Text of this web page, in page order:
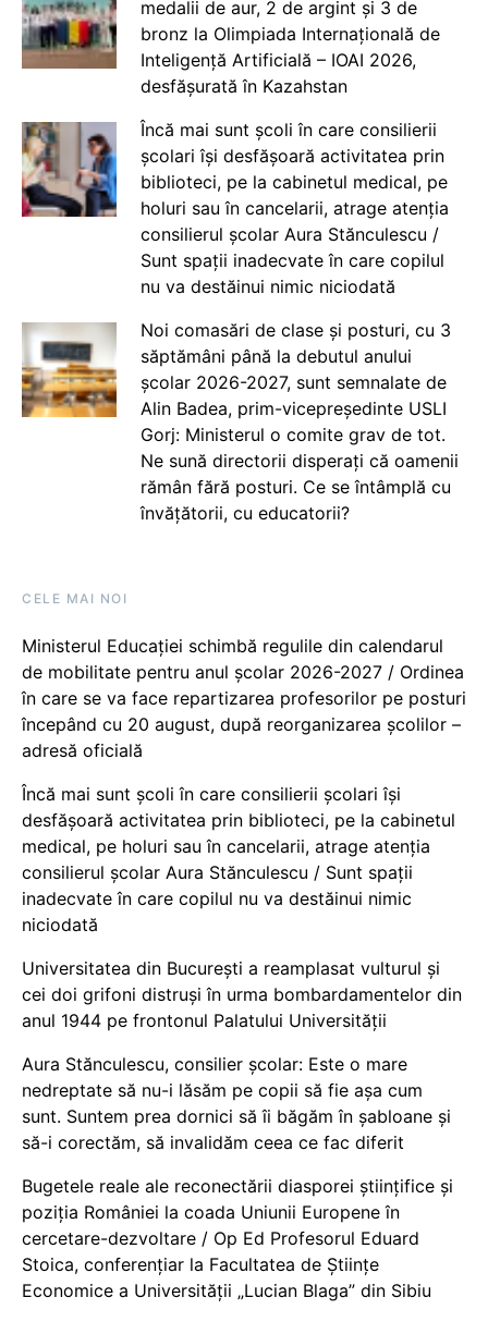
medalii de aur, 2 de argint și 3 de
bronz la Olimpiada Internațională de
Inteligență Artificială – IOAI 2026,
desfășurată în Kazahstan
Încă mai sunt școli în care consilierii
școlari își desfășoară activitatea prin
biblioteci, pe la cabinetul medical, pe
holuri sau în cancelarii, atrage atenția
consilierul școlar Aura Stănculescu /
Sunt spații inadecvate în care copilul
nu va destăinui nimic niciodată
Noi comasări de clase și posturi, cu 3
săptămâni până la debutul anului
școlar 2026-2027, sunt semnalate de
Alin Badea, prim-vicepreședinte USLI
Gorj: Ministerul o comite grav de tot.
Ne sună directorii disperați că oamenii
rămân fără posturi. Ce se întâmplă cu
învățătorii, cu educatorii?
CELE MAI NOI
Ministerul Educației schimbă regulile din calendarul
de mobilitate pentru anul școlar 2026-2027 / Ordinea
în care se va face repartizarea profesorilor pe posturi
începând cu 20 august, după reorganizarea școlilor –
adresă oficială
Încă mai sunt școli în care consilierii școlari își
desfășoară activitatea prin biblioteci, pe la cabinetul
medical, pe holuri sau în cancelarii, atrage atenția
consilierul școlar Aura Stănculescu / Sunt spații
inadecvate în care copilul nu va destăinui nimic
niciodată
Universitatea din București a reamplasat vulturul și
cei doi grifoni distruși în urma bombardamentelor din
anul 1944 pe frontonul Palatului Universității
Aura Stănculescu, consilier școlar: Este o mare
nedreptate să nu-i lăsăm pe copii să fie așa cum
sunt. Suntem prea dornici să îi băgăm în șabloane și
să-i corectăm, să invalidăm ceea ce fac diferit
Bugetele reale ale reconectării diasporei științifice și
poziția României la coada Uniunii Europene în
cercetare-dezvoltare / Op Ed Profesorul Eduard
Stoica, conferențiar la Facultatea de Științe
Economice a Universității „Lucian Blaga” din Sibiu